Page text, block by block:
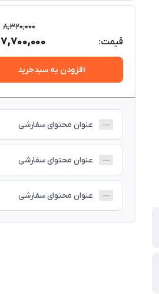
قیمت:
8,320,000
7,700,000
افزودن به سبدخرید
عنوان محتوای سفارشی
عنوان محتوای سفارشی
عنوان محتوای سفارشی